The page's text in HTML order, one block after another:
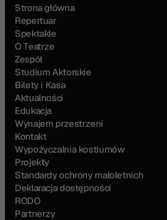
Strona główna
Repertuar
Spektakle
O Teatrze
Zespół
Studium Aktorskie
Bilety i Kasa
Aktualności
Edukacja
Wynajem przestrzeni
Kontakt
Wypożyczalnia kostiumów
Projekty
Standardy ochrony małoletnich
Deklaracja dostępności
RODO
Partnerzy